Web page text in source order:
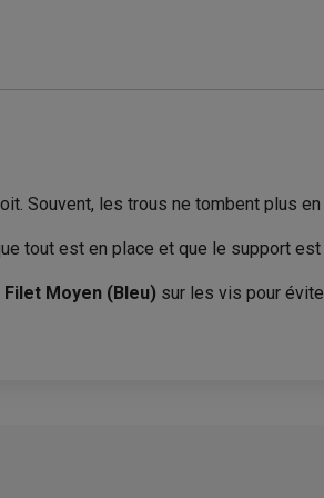
Souvent, les trous ne tombent plus
tout est en place et que le support
Filet Moyen (Bleu) sur les vis pour